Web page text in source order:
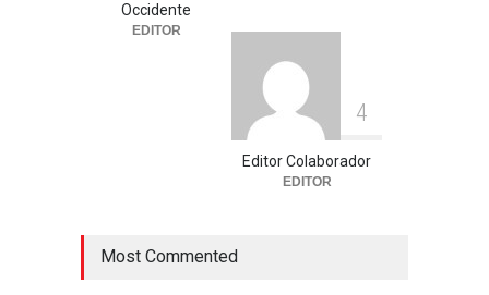
Occidente
EDITOR
4
Editor Colaborador
EDITOR
Most Commented